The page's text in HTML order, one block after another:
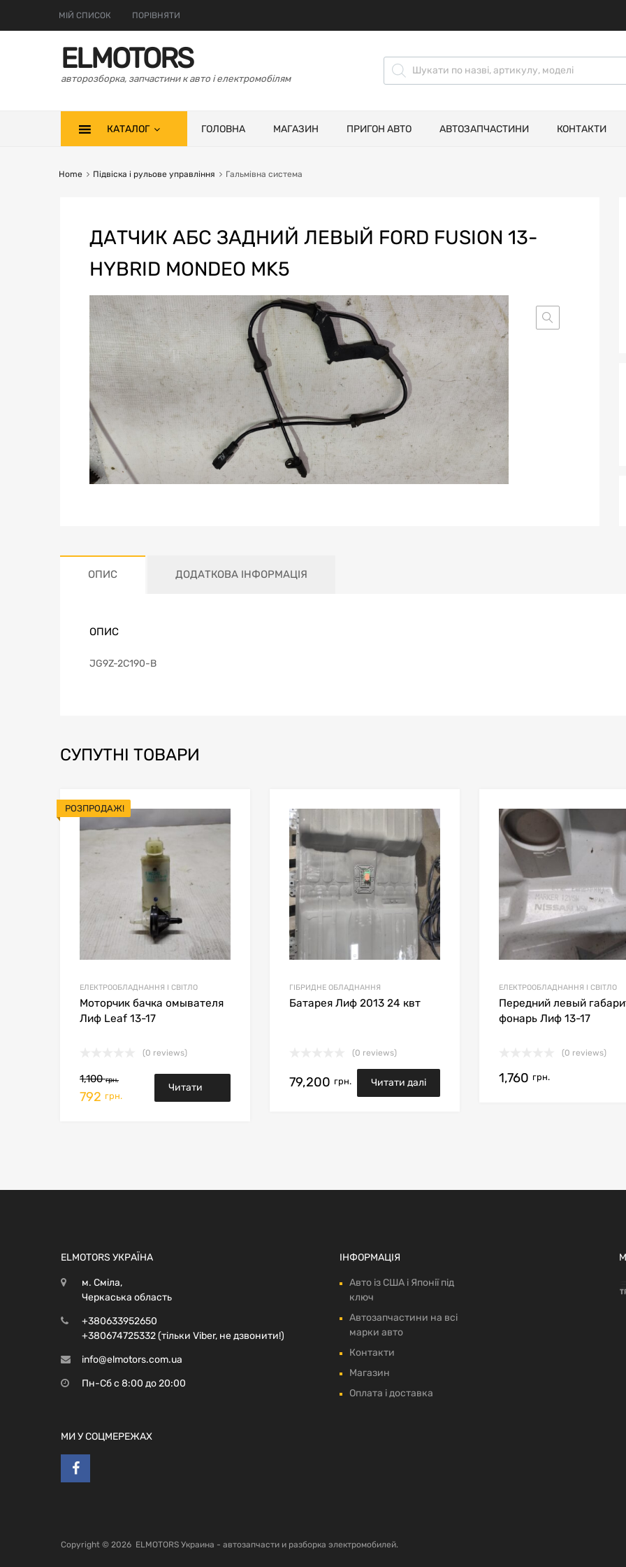
МІЙ СПИСОК ПОРІВНЯТИ
ELMOTORS
авторозборка, запчастини к авто і електромобілям
КАТАЛОГ ГОЛОВНА МАГАЗИН ПРИГОН АВТО АВТОЗАПЧАСТИНИ КОНТАКТИ
Home Підвіска і рульове управління Гальмівна система
ДАТЧИК АБС ЗАДНИЙ ЛЕВЫЙ FORD FUSION 13-
HYBRID MONDEO MK5
ОПИС ДОДАТКОВА ІНФОРМАЦІЯ
ОПИС
JG9Z-2C190-B
СУПУТНІ ТОВАРИ
РОЗПРОДАЖ!
В мой список
Сравнить товары
ЕЛЕКТРООБЛАДНАННЯ І СВІТЛО
Моторчик бачка омывателя
Лиф Leaf 13-17
(0 reviews)
1,100грн.
792 грн.
Читати
В мой список
Сравнить товары
ГІБРИДНЕ ОБЛАДНАННЯ
Батарея Лиф 2013 24 квт
(0 reviews)
79,200 грн. Читати далі
ЕЛЕКТРООБЛАДНАННЯ І СВІТЛО
Передний левый
фонарь Лиф 13-17
(0 reviews)
1,760 грн.
ELMOTORS УКРАЇНА
м. Сміла,
Черкаська область
+380633952650
+380674725332 (тільки Viber, не дзвонити!)
info@elmotors.com.ua
Пн-Сб с 8:00 до 20:00
МИ У СОЦМЕРЕЖАХ
ІНФОРМАЦІЯ
Авто із США і Японії під
ключ
Автозапчастини на всі
марки авто
Контакти
Магазин
Оплата і доставка
Copyright © 2026 ELMOTORS Украина - автозапчасти и разборка электромобилей.